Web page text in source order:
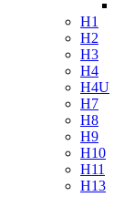
H1
H2
H3
H4
H4U
H7
H8
H9
H10
H11
H13